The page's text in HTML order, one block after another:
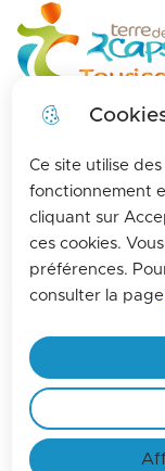
Ce site utilise
fonctionnement
cliquant sur
ces cookies.
préférences.
consulter la
Aller
au
Pour vous
terre des 2
d'information
Terre des
Fanny